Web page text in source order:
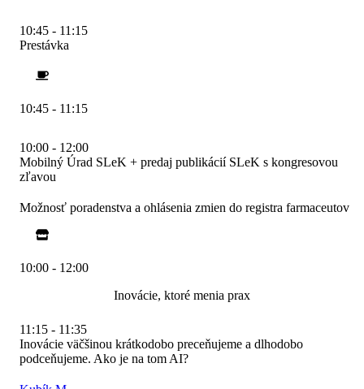
10:45 - 11:15
Prestávka
10:45 - 11:15
10:00 - 12:00
Mobilný Úrad SLeK + predaj publikácií SLeK s kongresovou
zľavou
Možnosť poradenstva a ohlásenia zmien do registra farmaceutov
10:00 - 12:00
Inovácie, ktoré menia prax
11:15 - 11:35
Inovácie väčšinou krátkodobo preceňujeme a dlhodobo
podceňujeme. Ako je na tom AI?